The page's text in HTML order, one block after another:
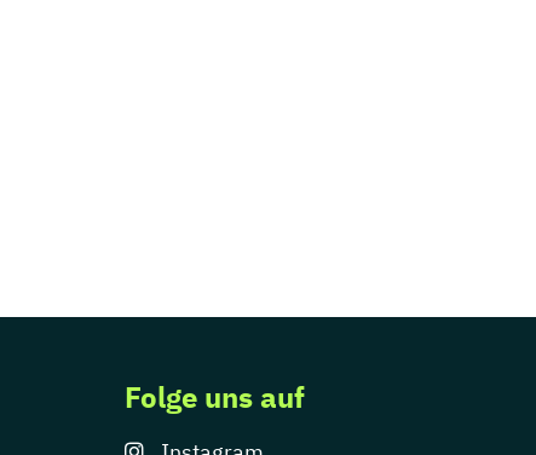
Folge uns auf